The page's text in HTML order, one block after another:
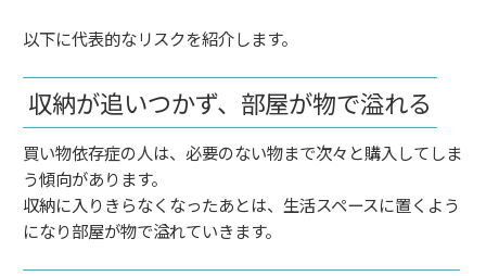
以下に代表的なリスクを紹介します。
収納が追いつかず、部屋が物で溢れる
買い物依存症の人は、必要のない物まで次々と購入してしま
う傾向があります。
収納に入りきらなくなったあとは、生活スペースに置くよう
になり部屋が物で溢れていきます。